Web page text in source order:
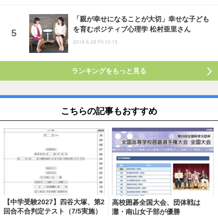
「親が幸せになることが大切」幸せな子ども
を育むポジティブ心理学 松村亜里さん
2019.6.28 Fri 10:15
ランキングをもっと見る
こちらの記事もおすすめ
【中学受験2027】四谷大塚、第2
回合不合判定テスト（7/5実施）
高校囲碁全国大会、団体戦は
灘・南山女子部が優勝